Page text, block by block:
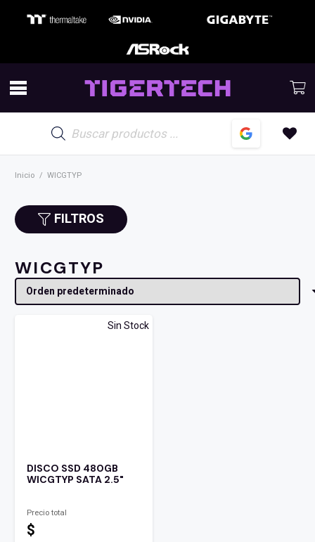
de
productos
Inicio / WICGTYP
FILTROS
WICGTYP
Sin Stock
DISCO SSD 480GB
WICGTYP SATA 2.5"
Precio total
$